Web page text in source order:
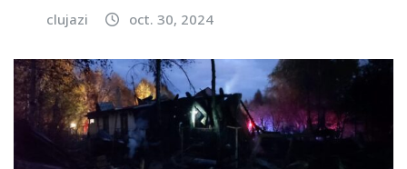
clujazi oct. 30, 2024